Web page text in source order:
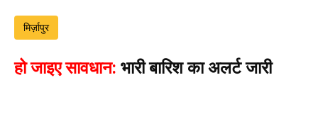
मिर्ज़ापुर
हो जाइए सावधान: भारी बारिश का अलर्ट जारी